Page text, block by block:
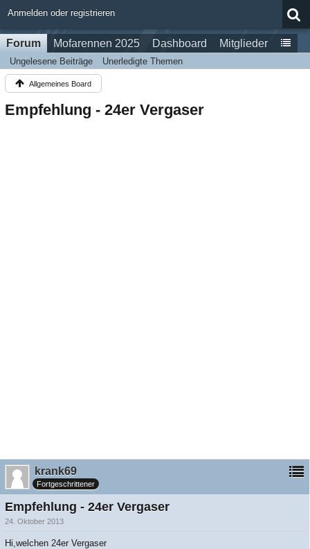
Anmelden oder registrieren
Forum Mofarennen 2025 Dashboard Mitglieder
Ungelesene Beiträge Unerledigte Themen
Allgemeines Board
Empfehlung - 24er Vergaser
krank69
Fortgeschrittener
Empfehlung - 24er Vergaser
24. Oktober 2013
Hi,welchen 24er Vergaser